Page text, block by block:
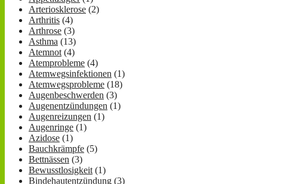
Arteriosklerose (2)
Arthritis (4)
Arthrose (3)
Asthma (13)
Atemnot (4)
Atemprobleme (4)
Atemwegsinfektionen (1)
Atemwegsprobleme (18)
Augenbeschwerden (3)
Augenentzündungen (1)
Augenreizungen (1)
Augenringe (1)
Azidose (1)
Bauchkrämpfe (5)
Bettnässen (3)
Bewusstlosigkeit (1)
Bindehautentzündung (3)